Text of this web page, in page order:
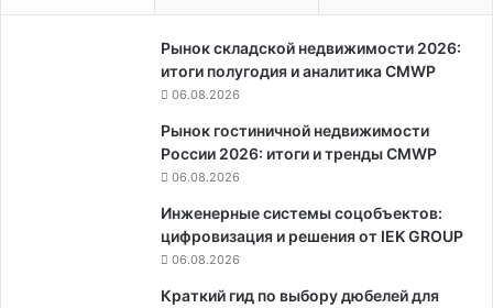
Рынок складской недвижимости 2026:
итоги полугодия и аналитика CMWP
06.08.2026
Рынок гостиничной недвижимости
России 2026: итоги и тренды CMWP
06.08.2026
Инженерные системы соцобъектов:
цифровизация и решения от IEK GROUP
06.08.2026
Краткий гид по выбору дюбелей для